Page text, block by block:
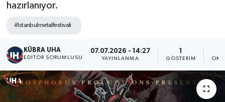
hazırlanıyor.
#Istanbulmetalfestivali
KÜBRA UHA
EDİTÖR SORUMLUSU
07.07.2026 - 14:27
YAYINLANMA GÖSTERIM
Haber Arşivi